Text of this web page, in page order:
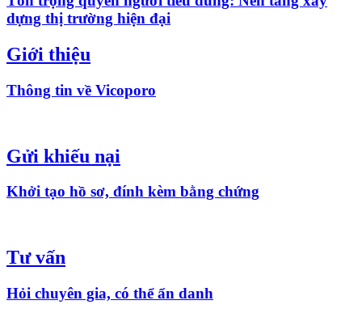
dựng thị trường hiện đại
Giới thiệu
Thông tin về Vicoporo
Gửi khiếu nại
Khởi tạo hồ sơ, đính kèm bằng chứng
Tư vấn
Hỏi chuyên gia, có thể ẩn danh